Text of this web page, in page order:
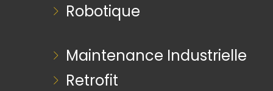
Robotique
Maintenance Industrielle
Retrofit